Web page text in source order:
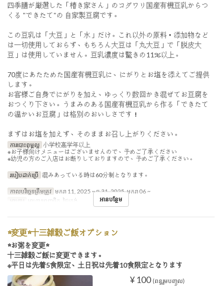
四季膳が厳選した「椿き家さん」のコダワリ国産有機豆乳からつ
くる "できたて"の 自家製豆腐です。
この豆乳は「大豆」と「水」だけ。これ以外の原料・添加物など
は一切使用しておらず、もちろん大豆は「丸大豆」で「脱皮大
豆」は使用していません。豆乳濃度は驚きの11％以上。
70度にあたためた国産有機豆乳に、にがりとお塩を添えてご提供
します。
お客様ご自身でにがりを加え、ゆっくり数回かき混ぜてお豆腐を
おつくり下さい。うまみのある国産有機豆乳から作る「できたて
の温かいお豆腐」は格別のおいしさです！
まずはお塩を加えず、そのままお召し上がりください。
ការបោះពុម្ពល្អ 小学校高学年以上
※お子様向けメニューはございませんので、予めご了承ください
※幼児の方のご入店はお断りしておりますので、予めご了承ください。
របៀបដាក់ប្រើ 混みあっている時は60分制となります。
កាលបរិច្ឆេទត្រឹមត្រូវ មករា 11, 2025 ~ ធ្នូ 31, 2025, មករា 06 ~
អាហារ
អាហារពេញចិត្ត, ថ្ងៃត្រង់ អានបន្ថែម
☆変更☆十三雑穀ご飯オプション
☆お粥を変更☆
十三雑穀ご飯に変更できます。
※平日は先着5食限定、土日祝は先着10食限定となります
¥ 100 (ពន្ធរួមបញ្ចូល)